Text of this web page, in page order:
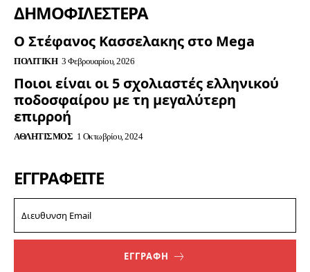
ΔΗΜΟΦΙΛΈΣΤΕΡΑ
Ο Στέφανος Κασσελακης στο Mega
ΠΟΛΙΤΙΚΉ 3 Φεβρουαρίου, 2026
Ποιοι είναι οι 5 σχολιαστές ελληνικού
ποδοσφαίρου με τη μεγαλύτερη
επιρροή
ΑΘΛΗΤΙΣΜΌΣ 1 Οκτωβρίου, 2024
ΕΓΓΡΑΦΕΊΤΕ
ΕΓΓΡΑΦΗ